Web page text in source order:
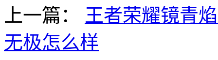
上一篇：
王者荣耀镜青
无极怎么样